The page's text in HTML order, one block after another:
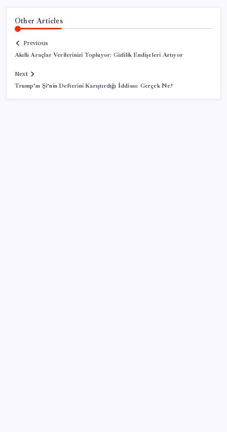
Other Articles
Previous
Akıllı Araçlar Verilerinizi Topluyor: Gizlilik Endişeleri Artıyor
Next
Trump’ın Şi’nin Defterini Karıştırdığı İddiası: Gerçek Ne?